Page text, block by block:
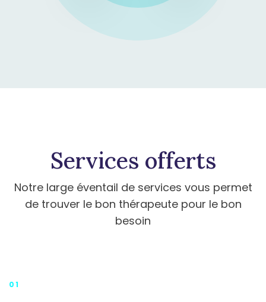
Services offerts
Notre large éventail de services vous permet
de trouver le bon thérapeute pour le bon
besoin
01